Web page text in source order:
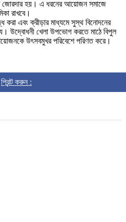
জোরদার হয়। এ ধরনের আয়োজন সমাজে
রাখবে।
এবং ক্রীড়ার মাধ্যমে সুস্থ বিনোদনের
উদ্বোধনী খেলা উপভোগ করতে মাঠে বিপুল
উৎসবমুখর পরিবেশে পরিণত করে।
প্রিন্ট করুন :